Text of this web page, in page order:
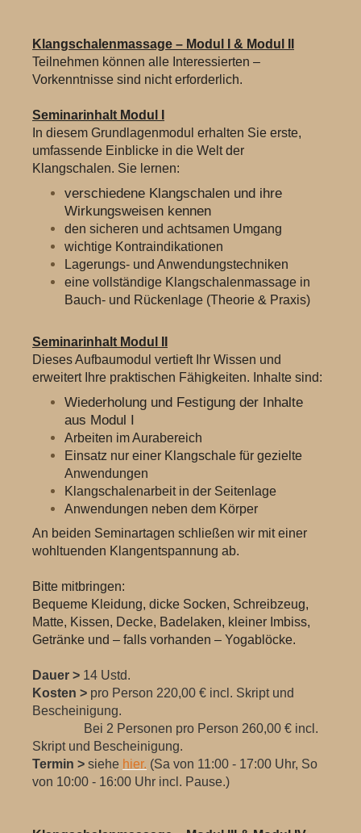
Klangschalenmassage – Modul I & Modul II
Teilnehmen können alle Interessierten –
Vorkenntnisse sind nicht erforderlich.
Seminarinhalt Modul I
In diesem Grundlagenmodul erhalten Sie erste,
umfassende Einblicke in die Welt der
Klangschalen. Sie lernen:
verschiedene Klangschalen und ihre
Wirkungsweisen kennen
den sicheren und achtsamen Umgang
wichtige Kontraindikationen
Lagerungs- und Anwendungstechniken
eine vollständige Klangschalenmassage in
Bauch- und Rückenlage (Theorie & Praxis)
Seminarinhalt Modul II
Dieses Aufbaumodul vertieft Ihr Wissen und
erweitert Ihre praktischen Fähigkeiten. Inhalte sind:
Wiederholung und Festigung der Inhalte
aus Modul I
Arbeiten im Aurabereich
Einsatz nur einer Klangschale für gezielte
Anwendungen
Klangschalenarbeit in der Seitenlage
Anwendungen neben dem Körper
An beiden Seminartagen schließen wir mit einer
wohltuenden Klangentspannung ab.
Bitte mitbringen:
Bequeme Kleidung, dicke Socken, Schreibzeug,
Matte, Kissen, Decke, Badelaken, kleiner Imbiss,
Getränke und – falls vorhanden – Yogablöcke.
Dauer > 14 Ustd.
Kosten > pro Person 220,00 € incl. Skript und
Bescheinigung.
Bei 2 Personen pro Person 260,00 € incl.
Skript und Bescheinigung.
Termin > siehe hier. (Sa von 11:00 - 17:00 Uhr, So
von 10:00 - 16:00 Uhr incl. Pause.)